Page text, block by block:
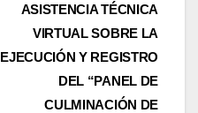
ASISTENCIA TÉCNICA
VIRTUAL SOBRE LA
EJECUCIÓN Y REGISTRO
DEL “PANEL DE
CULMINACIÓN DE